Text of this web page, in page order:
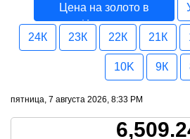
Цена на золото в
Израиль
24К 23К 22К 21К
10K 9К
пятница, 7 августа 2026, 8:33 PM